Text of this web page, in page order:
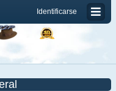
Identificarse